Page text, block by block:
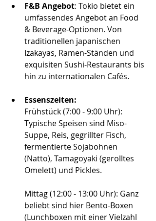
F&B Angebot: Tokio bietet ein
umfassendes Angebot an Food
& Beverage-Optionen. Von
traditionellen japanischen
Izakayas, Ramen-Ständen und
exquisiten Sushi-Restaurants bis
hin zu internationalen Cafés.
Essenszeiten:
Frühstück (7:00 - 9:00 Uhr):
Typische Speisen sind Miso-
Suppe, Reis, gegrillter Fisch,
fermentierte Sojabohnen
(Natto), Tamagoyaki (gerolltes
Omelett) und Pickles.
Mittag (12:00 - 13:00 Uhr): Ganz
beliebt sind hier Bento-Boxen
(Lunchboxen mit einer Vielzahl